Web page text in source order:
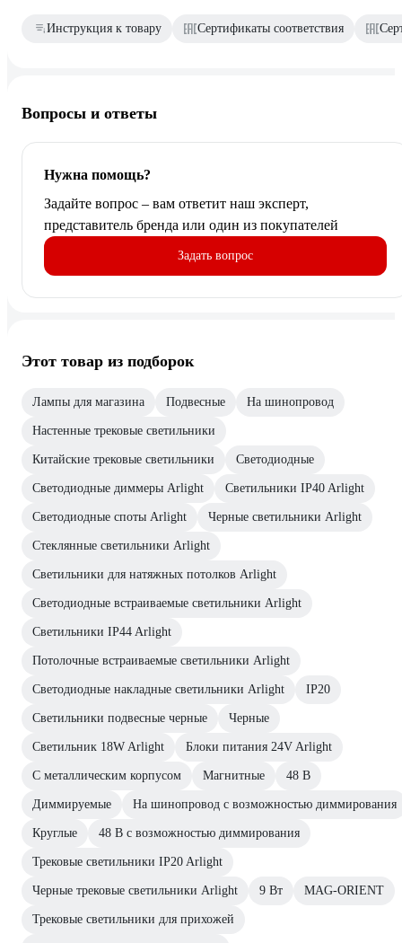
Инструкция к товару Сертификаты соответствия
Вопросы и ответы
Нужна помощь?
Задайте вопрос – вам ответит наш эксперт,
представитель бренда или один из покупателей
Задать вопрос
Этот товар из подборок
Лампы для магазина Подвесные На шинопровод
Настенные трековые светильники
Китайские трековые светильники Светодиодные
Светодиодные диммеры Arlight Светильники IP40 Arlight
Светодиодные споты Arlight Черные светильники Arlight
Стеклянные светильники Arlight
Светильники для натяжных потолков Arlight
Светодиодные встраиваемые светильники Arlight
Светильники IP44 Arlight
Потолочные встраиваемые светильники Arlight
Светодиодные накладные светильники Arlight IP20
Светильники подвесные черные Черные
Светильник 18W Arlight Блоки питания 24V Arlight
С металлическим корпусом Магнитные 48 В
Диммируемые На шинопровод с возможностью диммирования
Круглые 48 В с возможностью диммирования
Трековые светильники IP20 Arlight
Черные трековые светильники Arlight 9 Вт MAG-ORIENT
Трековые светильники для прихожей